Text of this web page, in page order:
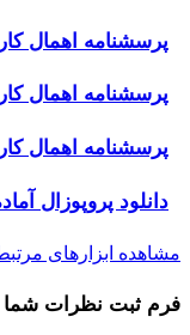
پرسشنامه اهمال
پرسشنامه اهمال کاری تاکمن
پرسشنامه اهمال کاری
دانلود پروپوزال
مشاهده ابزارهای
فرم ثبت نظرات شما